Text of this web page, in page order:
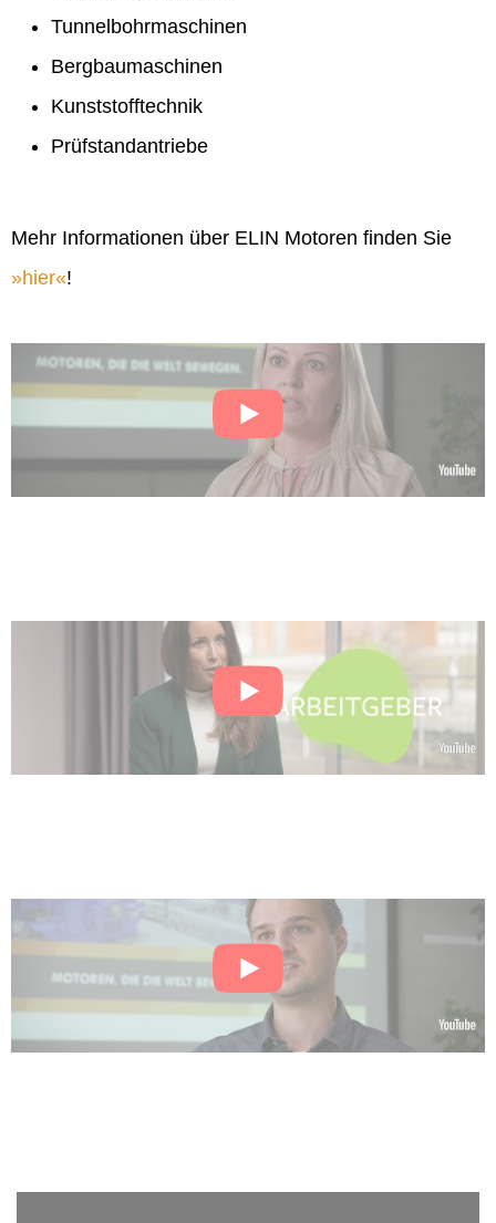
Tunnelbohrmaschinen
Bergbaumaschinen
Kunststofftechnik
Prüfstandantriebe
Mehr Informationen über ELIN Motoren finden Sie
hier !